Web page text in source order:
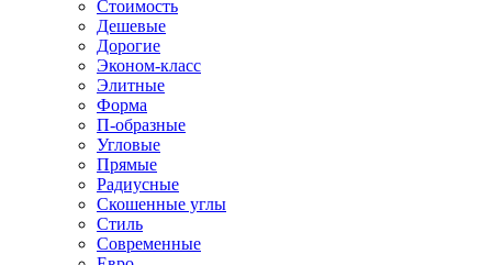
Стоимость
Дешевые
Дорогие
Эконом-класс
Элитные
Форма
П-образные
Угловые
Прямые
Радиусные
Скошенные углы
Стиль
Современные